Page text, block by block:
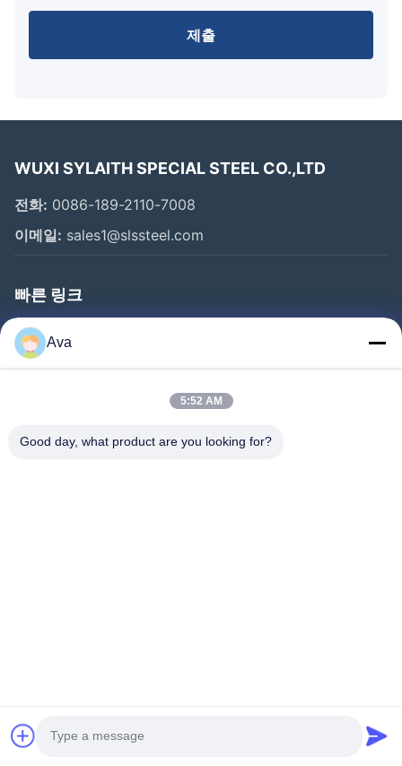
제출
WUXI SYLAITH SPECIAL STEEL CO.,LTD
전화: 0086-189-2110-7008
이메일: sales1@slssteel.com
빠른 링크
집
제품
공장 투어
©2013- WUXI SYLAITH SPECIAL STEEL CO.,LTD. 모든 권리는 보호됩니다.
Ava
5:52 AM
Good day, what product are you looking for?